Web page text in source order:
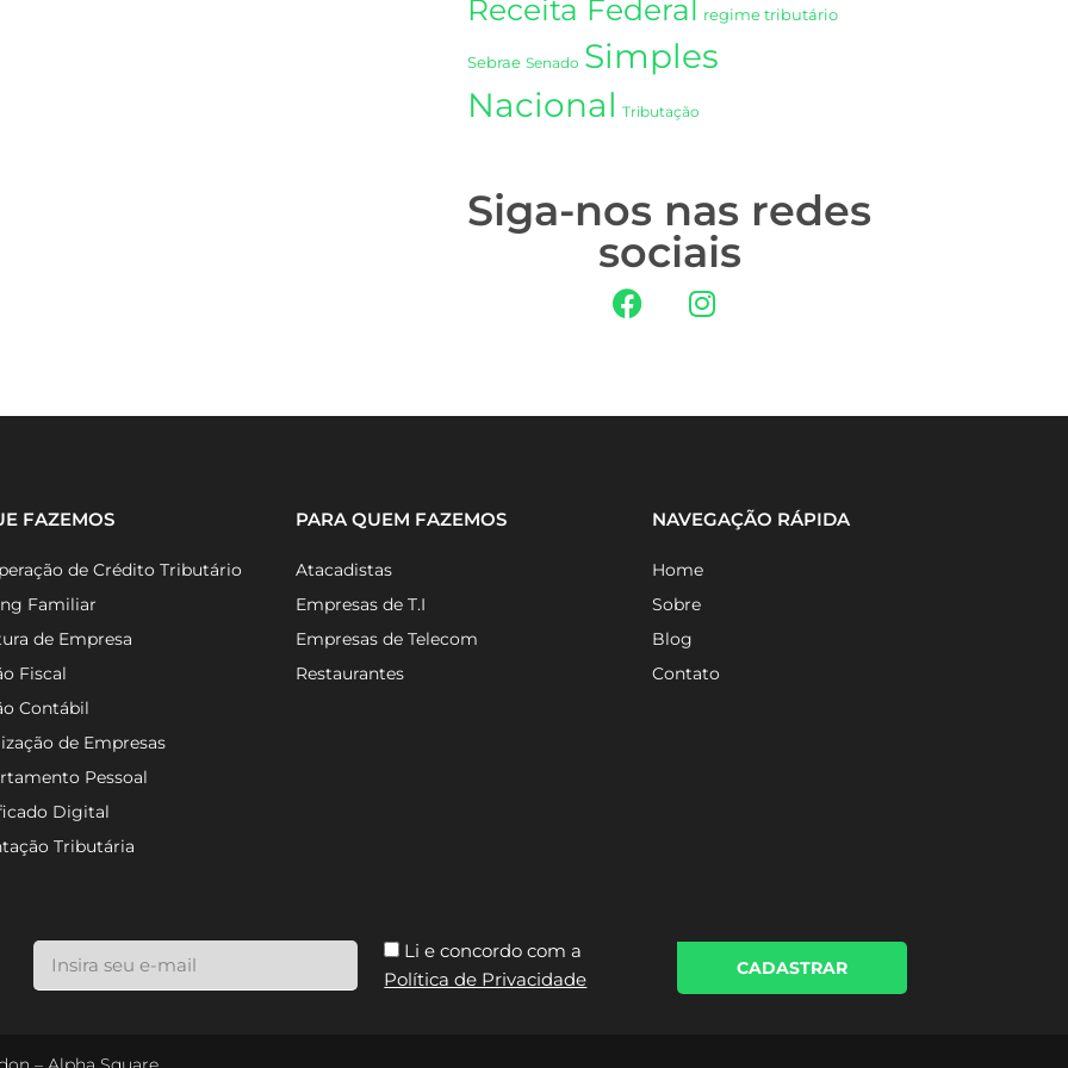
Receita Federal regime tributário
Sebrae Senado Simples
Nacional Tributação
Siga-nos nas redes
sociais
FAZEMOS
de Crédito Tributário
Familiar
de Empresa
Fiscal
Contábil
de Empresas
Pessoal
Digital
Tributária
PARA QUEM FAZEMOS
Atacadistas
Empresas de T.I
Empresas de Telecom
Restaurantes
NAVEGAÇÃO RÁPIDA
Home
Sobre
Blog
Contato
Li e concordo com a
Política de Privacidade
CADASTRAR